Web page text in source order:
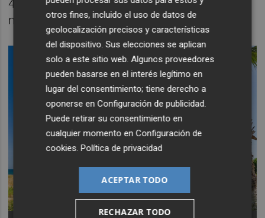
48,13 de su competidora, e inclina de este
modo la propuesta de adjudicación.
otros fines, incluido el uso de datos de
geolocalización precisos y características
del dispositivo. Sus elecciones se aplican
solo a este sitio web. Algunos proveedores
pueden basarse en el interés legítimo en
lugar del consentimiento; tiene derecho a
oponerse enConfiguración de publicidad
Puede retirar su consentimiento en
cualquier momento enConfiguración de
cookies .Política de privacidad
ACEPTAR TODO
RECHAZAR TODO